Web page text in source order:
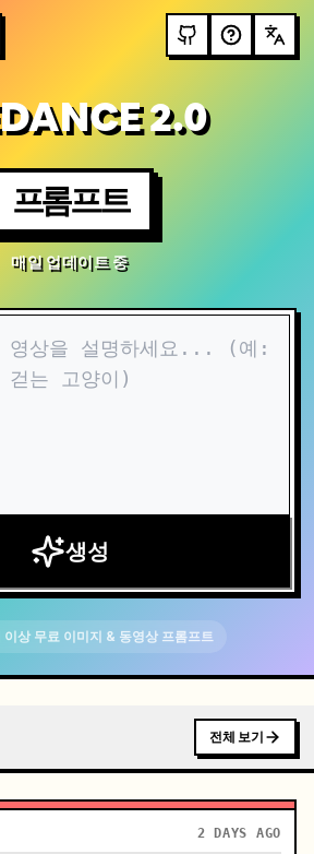
2.0
프롬프트
매일 업데이트 중
생성
상 무료 이미지 & 동영상 프롬프트
전체 보기
2 DAYS AGO